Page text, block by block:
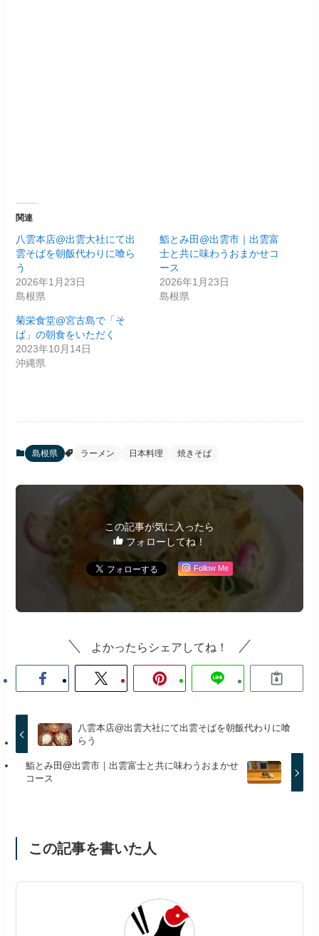
関連
八雲本店@出雲大社にて出
雲そばを朝飯代わりに喰ら
う
2026年1月23日
島根県
鮨とみ田@出雲市｜出雲富
士と共に味わうおまかせコ
ース
2026年1月23日
島根県
菊栄食堂@宮古島で「そ
ば」の朝食をいただく
2023年10月14日
沖縄県
島根県 ラーメン 日本料理 焼きそば
この記事が気に入ったら
フォローしてね！
Follow Me
よかったらシェアしてね！
八雲本店@出雲大社にて出雲そばを朝飯代わりに喰
らう
鮨とみ田@出雲市｜出雲富士と共に味わうおまかせ
コース
この記事を書いた人